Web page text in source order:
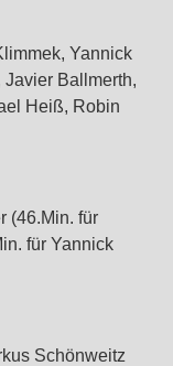
Yannick
Ballmerth,
Heiß, Robin
(46.Min. für
für Yannick
Schönweitz